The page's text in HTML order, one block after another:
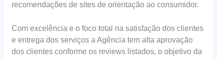
recomendações de sites de orientação ao consumidor.
Com excelência e o foco total na satisfação dos clientes
e entrega dos serviços a Agência tem alta aprovação
dos clientes conforme os reviews listados, o objetivo da